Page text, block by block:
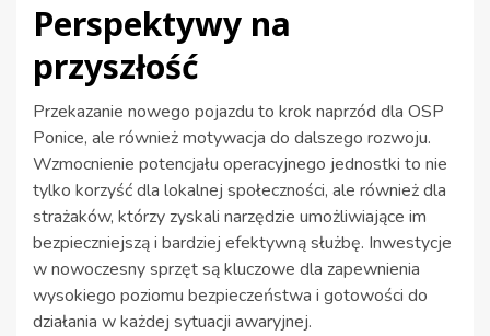
Perspektywy na
przyszłość
Przekazanie nowego pojazdu to krok naprzód dla OSP
Ponice, ale również motywacja do dalszego rozwoju.
Wzmocnienie potencjału operacyjnego jednostki to nie
tylko korzyść dla lokalnej społeczności, ale również dla
strażaków, którzy zyskali narzędzie umożliwiające im
bezpieczniejszą i bardziej efektywną służbę. Inwestycje
w nowoczesny sprzęt są kluczowe dla zapewnienia
wysokiego poziomu bezpieczeństwa i gotowości do
działania w każdej sytuacji awaryjnej.